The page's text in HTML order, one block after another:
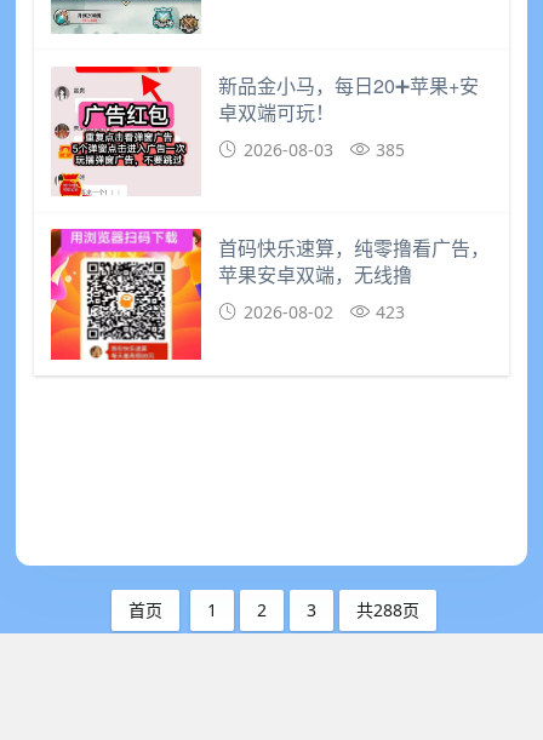
新品金小马，每日20➕苹果+安
卓双端可玩！
2026-08-03 385
首码快乐速算，纯零撸看广告，
苹果安卓双端，无线撸
2026-08-02 423
首页 1 2 3 共288页